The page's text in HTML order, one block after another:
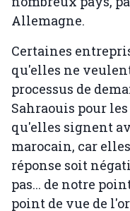
Allemagne.
Certaines
qu'elles ne
processus de
Sahraouis pour
qu'elles signent
marocain, car
réponse soit
pas... de notre
point de vue de